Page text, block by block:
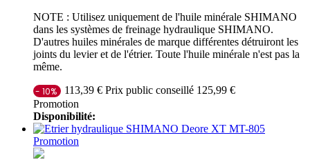
NOTE : Utilisez uniquement de l'huile minérale SHIMANO
dans les systèmes de freinage hydraulique SHIMANO.
D'autres huiles minérales de marque différentes détruiront les
joints du levier et de l'étrier. Toute l'huile minérale n'est pas la
même.
- 10% 113,39 € Prix public conseillé 125,99 €
Promotion
Disponibilité:
Promotion